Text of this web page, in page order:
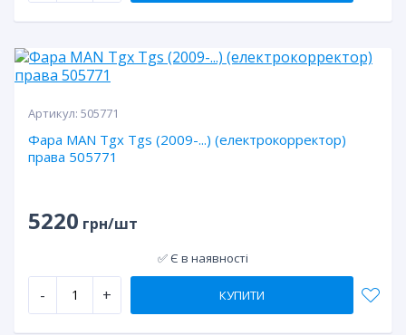
Артикул: 505771
Фара MAN Tgx Tgs (2009-...) (електрокорректор)
права 505771
5220 грн/шт
✅ Є в наявності
- + КУПИТИ